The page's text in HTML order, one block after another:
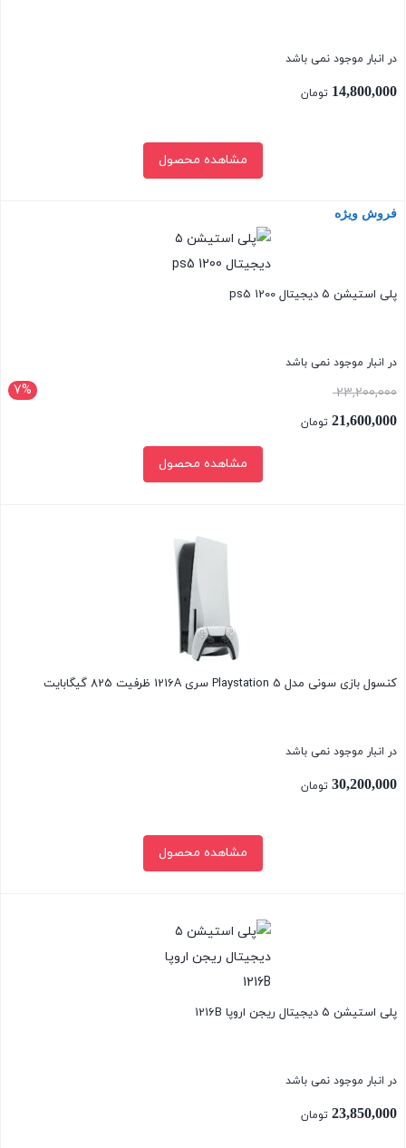
در انبار موجود نمی باشد
14,800,000 تومان
مشاهده محصول
بستن
فروش ویژه
پلی استیشن ۵ دیجیتال ps5 1200
در انبار موجود نمی باشد
7% 23,200,000قیمت
اصلی:
23,200,000 تومان
21,600,000 تومان
مشاهده محصول
کنسول بازی سونی مدل Playstation 5 سری 1216A ظرفیت 825 گیگابایت
در انبار موجود نمی باشد
30,200,000 تومان
مشاهده محصول
پلی استیشن ۵ دیجیتال ریجن اروپا 1216B
در انبار موجود نمی باشد
23,850,000 تومان